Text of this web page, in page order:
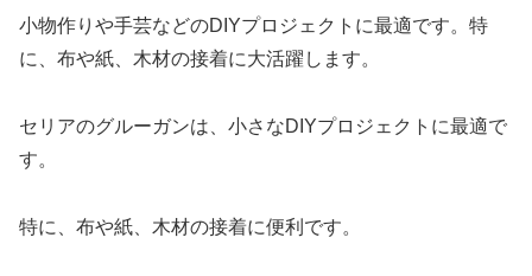
小物作りや手芸などのDIYプロジェクトに最適です。特
に、布や紙、木材の接着に大活躍します。
セリアのグルーガンは、小さなDIYプロジェクトに最適で
す。
特に、布や紙、木材の接着に便利です。